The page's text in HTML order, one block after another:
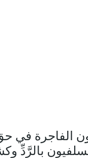
الفاجرة في
بالرَّدِّ